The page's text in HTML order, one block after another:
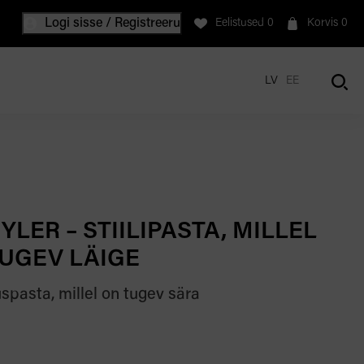
Logi sisse / Registreeru Eelistused 0 Korvis 0
LV EE
– STIILIPASTA, MILLEL
LÄIGE
millel on tugev sära